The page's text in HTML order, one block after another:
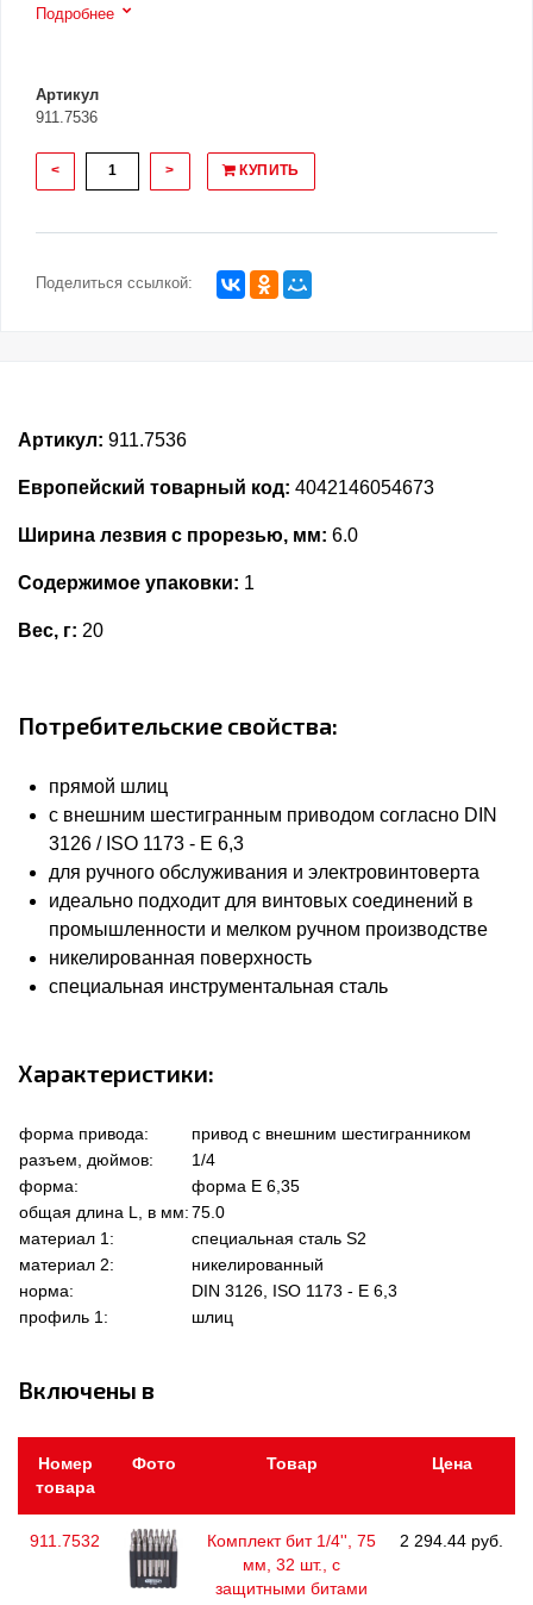
Подробнее
Артикул
911.7536
< > КУПИТЬ
Поделиться ссылкой:
Артикул: 911.7536
Европейский товарный код: 4042146054673
Ширина лезвия с прорезью, мм: 6.0
Содержимое упаковки: 1
Вес, г: 20
Потребительские свойства:
прямой шлиц
с внешним шестигранным приводом согласно DIN
3126 / ISO 1173 - E 6,3
для ручного обслуживания и электровинтоверта
идеально подходит для винтовых соединений в
промышленности и мелком ручном производстве
никелированная поверхность
специальная инструментальная сталь
Характеристики:
форма привода:
привод с внешним шестигранником
разъем, дюймов:
1/4
форма:
форма Е 6,35
общая длина L, в мм:75.0
материал 1:
специальная сталь S2
материал 2:
никелированный
норма:
DIN 3126, ISO 1173 - E 6,3
профиль 1:
шлиц
Включены в
Номер
товара
Фото Товар Цена
911.7532
Комплект бит 1/4'', 75
мм, 32 шт., с
защитными битами
2 294.44 руб.